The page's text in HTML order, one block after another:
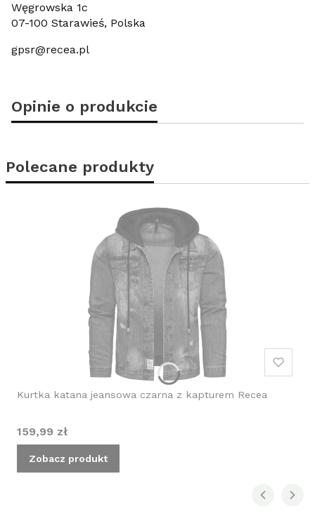
Węgrowska 1c
07-100 Starawieś, Polska
gpsr@recea.pl
Opinie o produkcie
Polecane produkty
Kurtka katana jeansowa czarna z kapturem Recea
Cena
159,99 zł
Zobacz produkt